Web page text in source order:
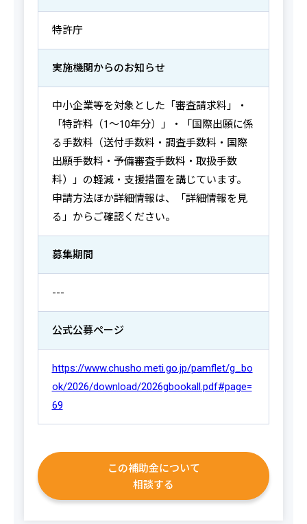
特許庁
実施機関からのお知らせ
中小企業等を対象とした「審査請求料」・
「特許料（1～10年分）」・「国際出願に係
る手数料（送付手数料・調査手数料・国際
出願手数料・予備審査手数料・取扱手数
料）」の軽減・支援措置を講じています。
申請方法ほか詳細情報は、「詳細情報を見
る」からご確認ください。
募集期間
---
公式公募ページ
https://www.chusho.meti.go.jp/pamflet/g_bo
ok/2026/download/2026gbookall.pdf#page=
69
この補助金について
相談する